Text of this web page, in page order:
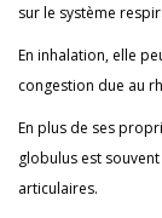
sur le système
En inhalation, elle
congestion due au
En plus de ses
globulus est
articulaires.